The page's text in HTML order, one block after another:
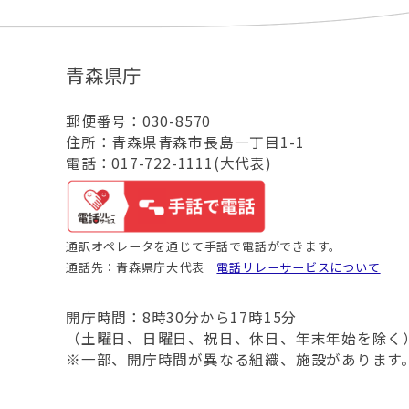
青森県庁
郵便番号：030-8570
住所：青森県青森市長島一丁目1-1
電話：017-722-1111(大代表)
通訳オペレータを通じて手話で電話ができます。
通話先：青森県庁大代表 電話リレーサービスについて
開庁時間：8時30分から17時15分
（土曜日、日曜日、祝日、休日、年末年始を除く
※一部、開庁時間が異なる組織、施設があります